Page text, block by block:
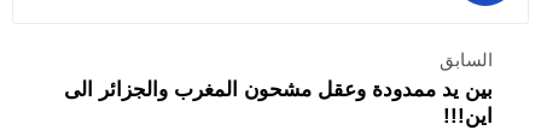
السابق
بين يد ممدودة وعقل مشحون المغرب والجزائر الى
اين!!!